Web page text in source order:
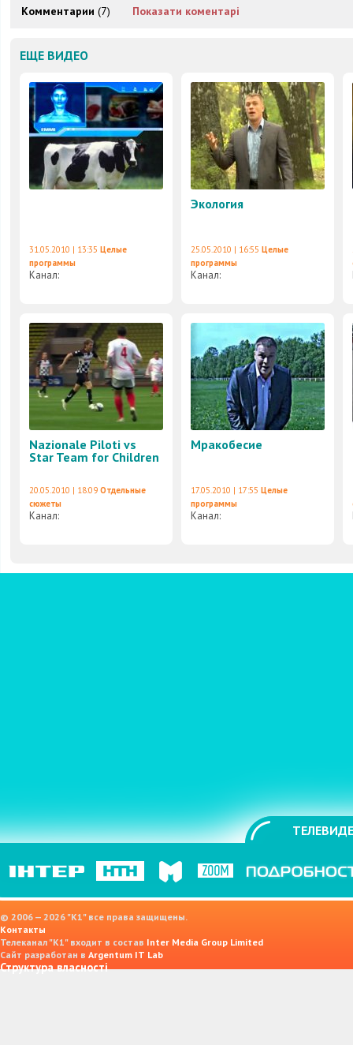
Комментарии (7) Показати коментарі
ЕЩЕ ВИДЕО
31.05.2010 | 13:35 Целые
программы
Канал:
Экология
25.05.2010 | 16:55 Целые
программы
Канал:
Nazionale Piloti vs
Star Team for Children
20.05.2010 | 18:09 Отдельные
сюжеты
Канал:
Мракобесие
17.05.2010 | 17:55 Целые
программы
Канал:
© 2006 — 2026 "K1" все права защищены.
Контакты
Телеканал "К1" входит в состав Inter Media Group Limited
Сайт разработан в Argentum IT Lab
Структура власності